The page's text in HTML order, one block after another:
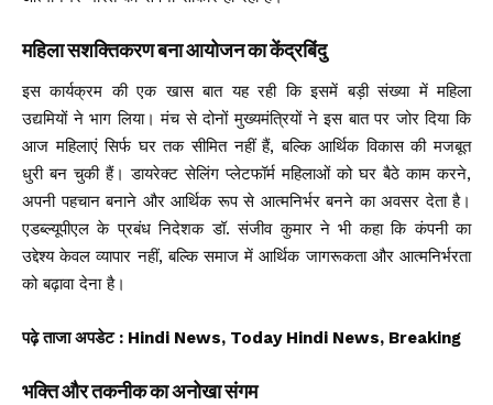
महिला सशक्तिकरण बना आयोजन का केंद्रबिंदु
इस कार्यक्रम की एक खास बात यह रही कि इसमें बड़ी संख्या में महिला
उद्यमियों ने भाग लिया। मंच से दोनों मुख्यमंत्रियों ने इस बात पर जोर दिया कि
आज महिलाएं सिर्फ घर तक सीमित नहीं हैं, बल्कि आर्थिक विकास की मजबूत
धुरी बन चुकी हैं। डायरेक्ट सेलिंग प्लेटफॉर्म महिलाओं को घर बैठे काम करने,
अपनी पहचान बनाने और आर्थिक रूप से आत्मनिर्भर बनने का अवसर देता है।
एडब्ल्यूपीएल के प्रबंध निदेशक डॉ. संजीव कुमार ने भी कहा कि कंपनी का
उद्देश्य केवल व्यापार नहीं, बल्कि समाज में आर्थिक जागरूकता और आत्मनिर्भरता
को बढ़ावा देना है।
पढ़े ताजा अपडेट : Hindi News, Today Hindi News, Breaking
भक्ति और तकनीक का अनोखा संगम